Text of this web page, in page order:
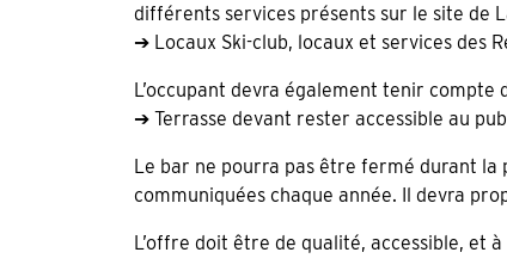
différents services présents sur le site de
➔ Locaux Ski-club, locaux et services des
L’occupant devra également tenir compte
➔ Terrasse devant rester accessible au
Le bar ne pourra pas être fermé durant la
communiquées chaque année. Il devra
L’offre doit être de qualité, accessible, et